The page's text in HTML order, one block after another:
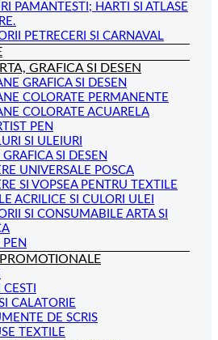
PAMANTESTI; HARTI SI ATLASE
PETRECERI SI CARNAVAL
GRAFICA SI DESEN
GRAFICA SI DESEN
COLORATE PERMANENTE
COLORATE ACUARELA
PEN
SI ULEIURI
GRAFICA SI DESEN
UNIVERSALE POSCA
SI VOPSEA PENTRU TEXTILE
ACRILICE SI CULORI ULEI
SI CONSUMABILE ARTA SI
PEN
CALATORIE
DE SCRIS
TEXTILE